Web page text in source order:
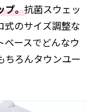
プ。抗菌スウェッ
式のサイズ調整な
ベースでどんなウ
ちろんタウンユー